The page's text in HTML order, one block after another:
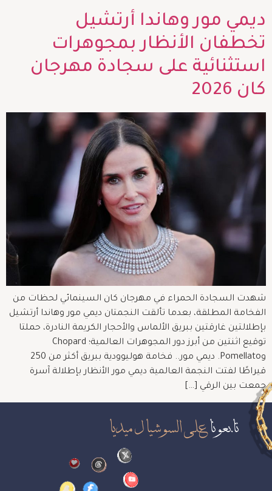
ديمي مور وهاندا أرتشيل
تخطفان الأنظار بمجوهرات
استثنائية على سجادة مهرجان
كان 2026
شهدت السجادة الحمراء في مهرجان كان السينمائي لحظات من
الفخامة المطلقة، بعدما تألقت النجمتان ديمي مور وهاندا أرتشيل
بإطلالتين غارقتين ببريق الألماس والأحجار الكريمة النادرة، حملتا
توقيع اثنتين من أبرز دور المجوهرات العالمية؛ Chopard
وPomellato. ديمي مور.. فخامة هوليوودية ببريق أكثر من 250
قيراطًا لفتت النجمة العالمية ديمي مور الأنظار بإطلالة آسرة
جمعت بين الرقي […]
تابعوناعلى السوشيال ميديا